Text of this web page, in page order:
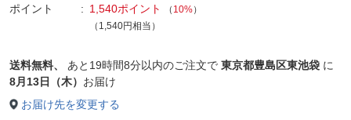
ポイント 1,540ポイント （ 10%）
（1,540円相当）
送料無料、 あと 19時間8分以内のご注文で 東京都豊島区東池袋 に
8月13日（木） お届け
お届け先を変更する